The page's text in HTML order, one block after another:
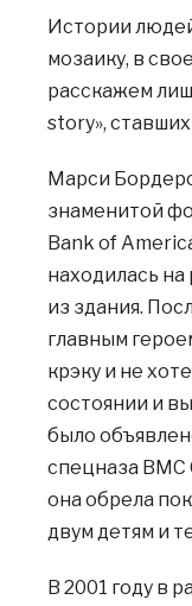
Истории
мозаику, в
расскажем
story»,
Марси
знаменитой
Bank of
находилась
из здания.
главным
крэку и не
состоянии и
было
спецназа ВМС
она обрела
двум детям и
В 2001 году в